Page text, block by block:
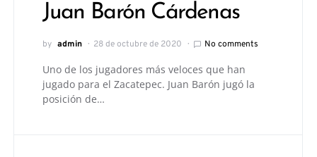
Juan Barón Cárdenas
by admin 28 de octubre de 2020 No comments
Uno de los jugadores más veloces que han
jugado para el Zacatepec. Juan Barón jugó la
posición de…